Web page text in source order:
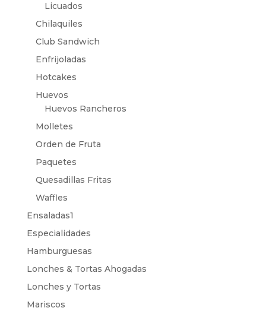
Licuados
Chilaquiles
Club Sandwich
Enfrijoladas
Hotcakes
Huevos
Huevos Rancheros
Molletes
Orden de Fruta
Paquetes
Quesadillas Fritas
Waffles
Ensaladas1
Especialidades
Hamburguesas
Lonches & Tortas Ahogadas
Lonches y Tortas
Mariscos